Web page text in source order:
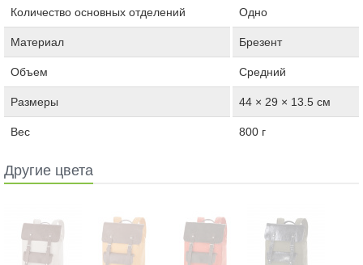
Количество основных отделений Одно
Материал Брезент
Объем Средний
Размеры 44 × 29 × 13.5 см
Вес 800 г
Другие цвета